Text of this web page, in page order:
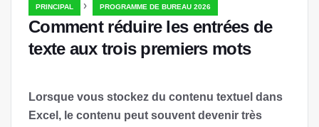
PRINCIPAL › PROGRAMME DE BUREAU 2026
Comment réduire les entrées de
texte aux trois premiers mots
Lorsque vous stockez du contenu textuel dans
Excel, le contenu peut souvent devenir très